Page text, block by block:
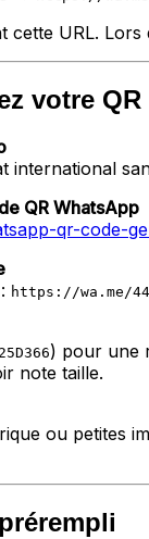
cette URL.
votre
QR WhatsApp
qr-code-
https://wa.me/
) pour une
note taille.
ou petites